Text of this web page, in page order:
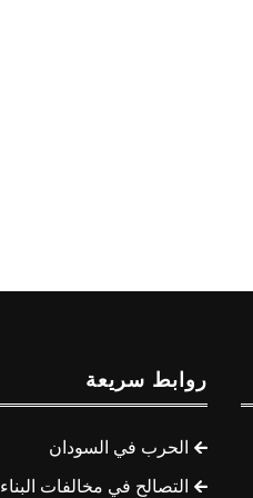
روابط سريعة
الحرب في السودان
التصالح في مخالفات البناء